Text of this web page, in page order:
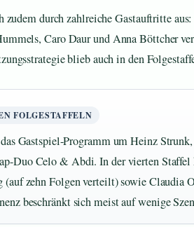
zudem durch zahlreiche Gastauftritte
Caro Daur und Anna Böttcher
blieb auch in den
FOLGESTAFFELN
Gastspiel-Programm um Heinz
Duo Celo & Abdi. In der vierten Staffel
zehn Folgen verteilt) sowie Claudia
beschränkt sich meist auf wenige